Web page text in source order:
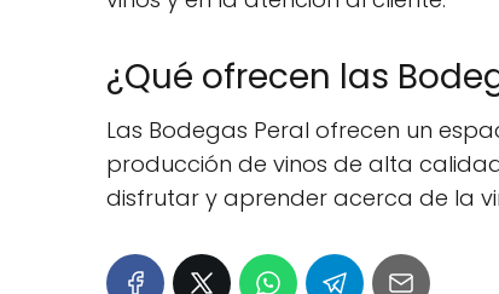
¿Qué ofrecen las
Las Bodegas Peral ofrecen un
producción de vinos de alta
disfrutar y aprender acerca de la